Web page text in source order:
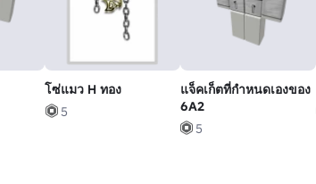
โซ่แมว H ทอง
5
แจ็คเก็ตที่กำหนดเองของ
6A2
5